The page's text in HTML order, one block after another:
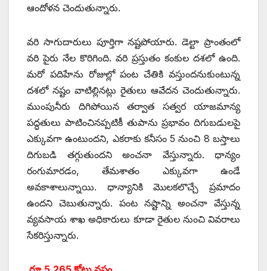
ఆందోళన చెందుతున్నారు.
వరి సాగుదారులు పూర్తిగా నష్టపోయారు. డెల్టా ప్రాంతంలో
వరి పైరు నేల కొరిగింది. వరి ప్రస్తుతం కంకుల దశలో ఉంది.
మరో పదిహేను రోజుల్లో పంట చేతికి వస్తుందనుకుంటున్న
దశలో నష్టం వాటిల్లినట్లు రైతులు ఆవేదన చెందుతున్నారు.
ముంపునీరు దిగిపోయిన తర్వాత సత్వర యాజమాన్య
పద్ధతులు పాటించినప్పటికీ తుపాను ప్రభావం దిగుబడులపై
ఎక్కువగా ఉంటుందని, ఎకరాకు కనీసం 5 నుంచి 8 బస్తాలు
దిగుబడి తగ్గుతుందని అంచనా వేస్తున్నారు. ధాన్యం
రంగుమారడం, తేమశాతం ఎక్కువగా ఉండే
అవకాశాలున్నాయి. ధాన్యానికి మొలకలొచ్చే ప్రమాదం
ఉందని చెబుతున్నారు. పంట నష్టాన్ని అంచనా వేస్తున్న
వ్యవసాయ శాఖ అధికారులు కూడా రైతుల నుంచి వివరాలు
సేకరిస్తున్నారు.